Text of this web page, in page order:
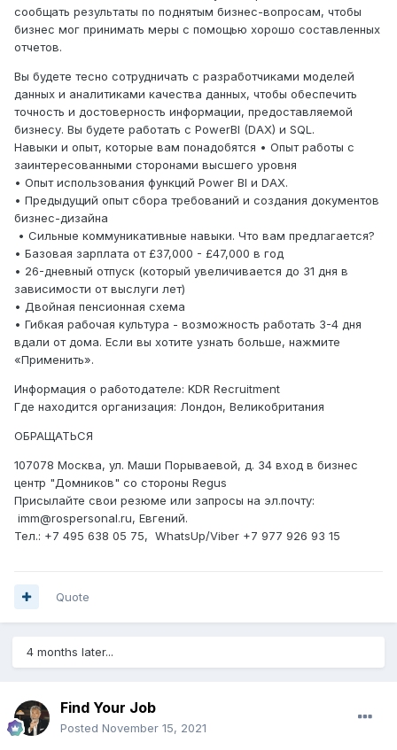
сообщать результаты по поднятым бизнес-вопросам, чтобы
бизнес мог принимать меры с помощью хорошо составленных
отчетов.
Вы будете тесно сотрудничать с разработчиками моделей
данных и аналитиками качества данных, чтобы обеспечить
точность и достоверность информации, предоставляемой
бизнесу. Вы будете работать с PowerBI (DAX) и SQL.
Навыки и опыт, которые вам понадобятся • Опыт работы с
заинтересованными сторонами высшего уровня
• Опыт использования функций Power BI и DAX.
• Предыдущий опыт сбора требований и создания документов
бизнес-дизайна
• Сильные коммуникативные навыки. Что вам предлагается?
• Базовая зарплата от £37,000 - £47,000 в год
• 26-дневный отпуск (который увеличивается до 31 дня в
зависимости от выслуги лет)
• Двойная пенсионная схема
• Гибкая рабочая культура - возможность работать 3-4 дня
вдали от дома. Если вы хотите узнать больше, нажмите
«Применить».
Информация о работодателе: KDR Recruitment
Где находится организация: Лондон, Великобритания
ОБРАЩАТЬСЯ
107078 Москва, ул. Маши Порываевой, д. 34 вход в бизнес
центр "Домников" со стороны Regus
Присылайте свои резюме или запросы на эл.почту:
imm@rospersonal.ru, Евгений.
Тел.: +7 495 638 05 75, WhatsUp/Viber +7 977 926 93 15
Quote
4 months later...
Find Your Job
Posted November 15, 2021